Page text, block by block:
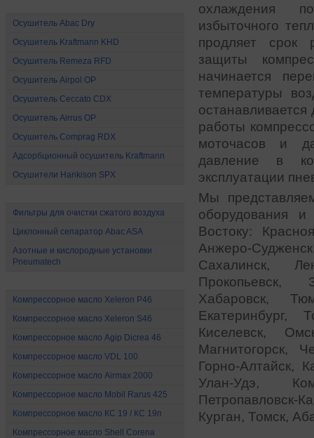
Осушитель Abac Dry
Осушитель Kraftmann KHD
Осушитель Remeza RFD
Осушитель Airpol OP
Осушитель Ceccato CDX
Осушитель Airrus OP
Осушитель Comprag RDX
Адсорбционный осушитель Kraftmann
Осушители Hankison SPX
Фильтры для очистки сжатого воздуха
Циклонный сепаратор Abac ASA
Азотные и кислородные установки
Pneumatech
Компрессорное масло Xeleron P46
Компрессорное масло Xeleron S46
Компрессорное масло Agip Dicrea 46
Компрессорное масло VDL 100
Компрессорное масло Airmax 2000
Компрессорное масло Mobil Rarus 425
Компрессорное масло КС 19 / КС 19п
Компрессорное масло Shell Corena
охлаждения
избыточного
продляет срок
защиты
начинается
температуры
работы
моточасов и
давление в
эксплуатации
Мы
оборудования
Востоку:
Анжеро-
Сахалинск,
Прокопьевск,
Хабаровск,
Екатеринбург,
Киселевск,
Магнитогорск,
Горно-Алтайск,
Улан-Удэ,
Курган, Томск,